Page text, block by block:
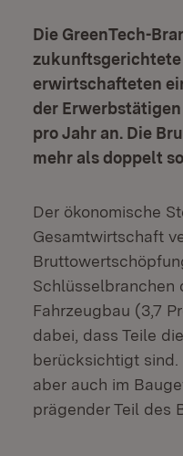
Die GreenTech-
zukunftsgerichtete
erwirtschafteten
der
pro Jahr an. Die
mehr als doppelt
Der ökonomische
Gesamtwirtschaft
Schlüsselbranchen
Fahrzeugbau (3,7
dabei, dass Teile
berücksichtigt sind.
aber auch im
prägender Teil des